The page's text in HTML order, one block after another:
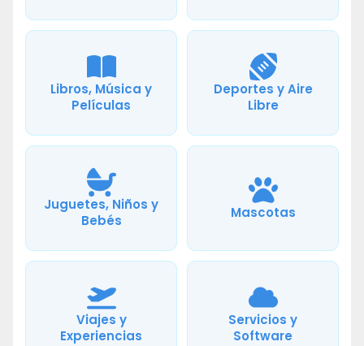
Libros, Música y
Películas
Deportes y Aire
Libre
Juguetes, Niños y
Bebés
Mascotas
Viajes y
Experiencias
Servicios y
Software